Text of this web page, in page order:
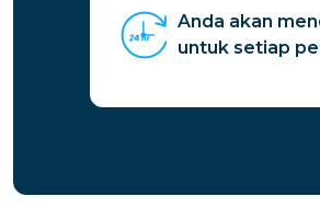
Anda akan
untuk setiap